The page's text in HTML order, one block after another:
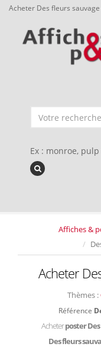
Acheter Des fleurs
Ex : monroe,
Affiches &
Acheter
Thèmes :
Référence
Acheterposter
Des fleurs